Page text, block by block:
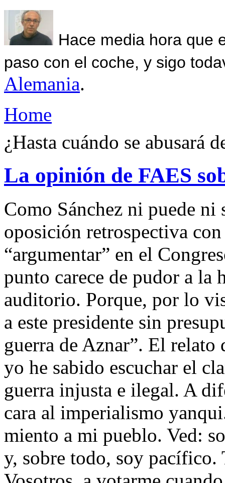
Hace media hora que
paso con el coche, y sigo
Alemania.
Home
¿Hasta cuándo se abusará
La opinión de FAES
Como Sánchez ni puede ni
oposición retrospectiva
“argumentar” en el
punto carece de pudor a
auditorio. Porque, por lo
a este presidente sin
guerra de Aznar”. El
yo he sabido escuchar el
guerra injusta e ilegal. A
cara al imperialismo
miento a mi pueblo. Ved:
y, sobre todo, soy